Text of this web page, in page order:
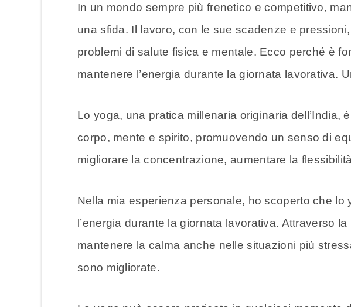
In un mondo sempre più frenetico e competitivo,
una sfida. Il lavoro, con le sue scadenze e
problemi di salute fisica e mentale. Ecco perché è
mantenere l’energia durante la giornata lavorativa.
Lo yoga, una pratica millenaria originaria
corpo, mente e spirito, promuovendo un senso di
migliorare la concentrazione, aumentare la
Nella mia esperienza personale, ho scoperto che
l’energia durante la giornata lavorativa. Attraverso
mantenere la calma anche nelle situazioni più
sono migliorate.